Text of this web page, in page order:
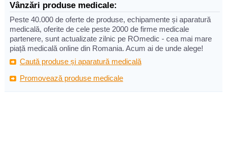
Vânzări produse medicale:
Peste 40.000 de oferte de produse, echipamente și aparatură
medicală, oferite de cele peste 2000 de firme medicale
partenere, sunt actualizate zilnic pe ROmedic - cea mai mare
piață medicală online din Romania. Acum ai de unde alege!
Caută produse și aparatură medicală
Promovează produse medicale